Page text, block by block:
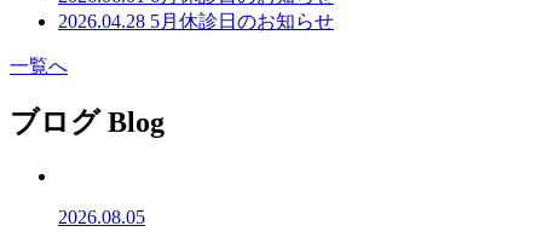
2026.04.28 5月休診日のお知らせ
一覧へ
ブログ Blog
2026.08.05